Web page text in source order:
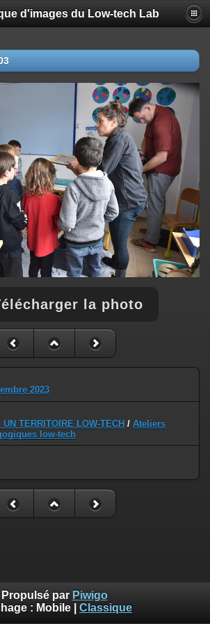
d'images du Low-tech Lab
la photo
2023
UN TERRITOIRE LOW-TECH / Ateliers
low-tech
Propulsé par Piwigo
: Mobile Classique